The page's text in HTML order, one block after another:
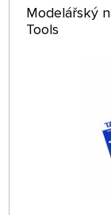
Modelářský
Tools